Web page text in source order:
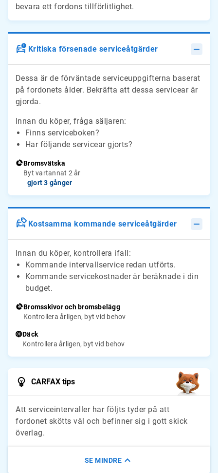
bevara ett fordons tillförlitlighet.
Kritiska försenade serviceåtgärder
Dessa är de förväntade serviceuppgifterna baserat
på fordonets ålder. Bekräfta att dessa servicear är
gjorda.
Innan du köper, fråga säljaren:
Finns serviceboken?
Har följande servicear gjorts?
Bromsvätska
Byt vartannat 2 år
gjort 3 gånger
Kostsamma kommande serviceåtgärder
Innan du köper, kontrollera ifall:
Kommande intervallservice redan utförts.
Kommande servicekostnader är beräknade i din
budget.
Bromsskivor och bromsbelägg
Kontrollera årligen, byt vid behov
Däck
Kontrollera årligen, byt vid behov
CARFAX tips
Att serviceintervaller har följts tyder på att
fordonet skötts väl och befinner sig i gott skick
överlag.
SE MINDRE